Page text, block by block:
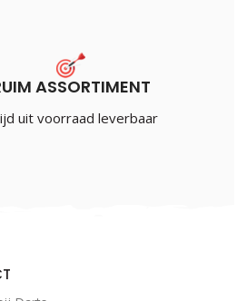
ASSORTIMENT
uit voorraad leverbaar